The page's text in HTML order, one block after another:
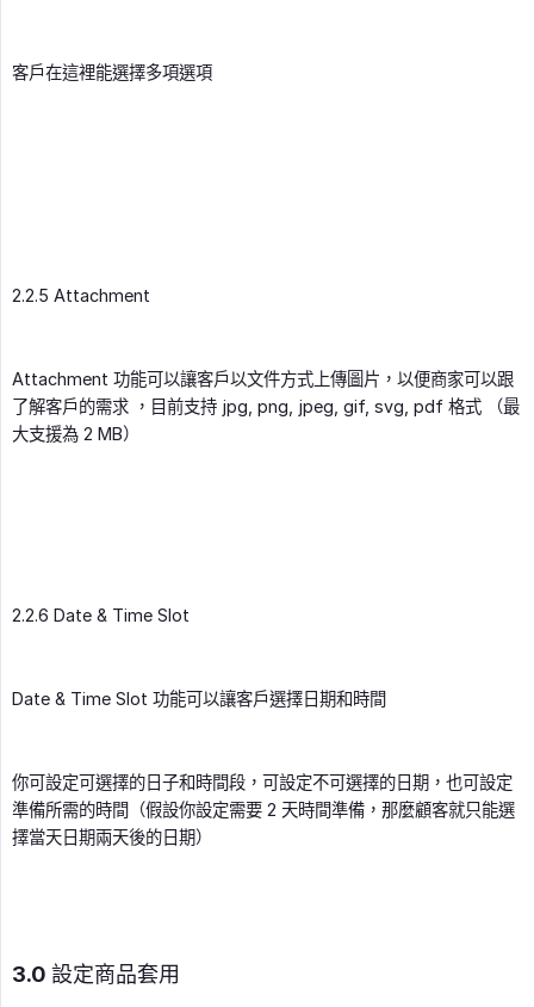
客戶在這裡能選擇多項選項
2.2.5 Attachment
Attachment 功能可以讓客戶以文件方式上傳圖片，以便商家可以跟
了解客戶的需求 ，目前支持 jpg, png, jpeg, gif, svg, pdf 格式 （最
大支援為 2 MB）
2.2.6 Date & Time Slot
Date & Time Slot 功能可以讓客戶選擇日期和時間
你可設定可選擇的日子和時間段，可設定不可選擇的日期，也可設定
準備所需的時間（假設你設定需要 2 天時間準備，那麼顧客就只能選
擇當天日期兩天後的日期）
3.0 設定商品套用